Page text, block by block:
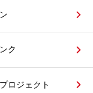
ク
ロジェクト